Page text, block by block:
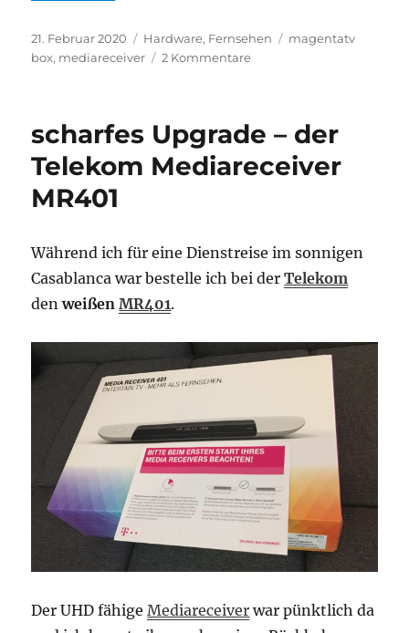
Veröffentlicht
am
21. Februar 2020 Kategorien
Hardware, Fernsehen Schlagwörter
magentatv
box, mediareceiver 2 Kommentarezu
Betatest
gestartet
scharfes Upgrade – der
Telekom Mediareceiver
MR401
Während ich für eine Dienstreise im sonnigen
Casablanca war bestelle ich bei derTelekom
denweißenMR401.
Der UHD fähige Mediareceiver war pünktlich da